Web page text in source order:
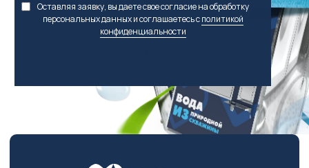
Оставляя заявку, вы даете свое согласие на обработку
персональных данных и соглашаетесь сполитикой
конфиденциальности